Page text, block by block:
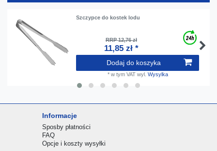
Szczypce do kostek lodu
RRP 12,76 zł
11,85 zł *
Dodaj do koszyka
* w tym VATwyl. Wysylka
Informacje
Sposby płatności
FAQ
Opcje i koszty wysyłki